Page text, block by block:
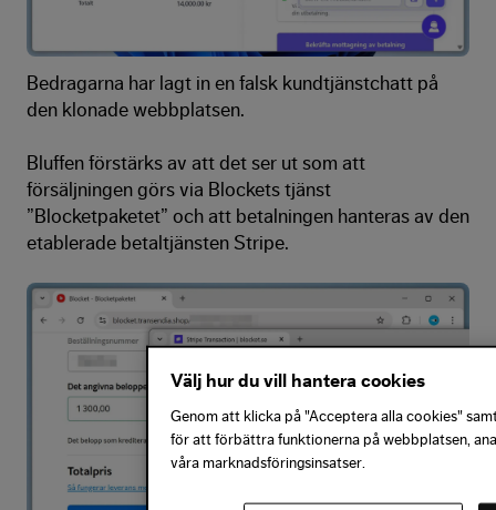
Bedragarna har lagt in en falsk kundtjänstchatt på
den klonade webbplatsen.
Bluffen förstärks av att det ser ut som att
försäljningen görs via Blockets tjänst
”Blocketpaketet” och att betalningen hanteras av den
etablerade betaltjänsten Stripe.
Välj hur du vill hantera cookies
Genom att klicka på "Acceptera alla cookies"
för att förbättra funktionerna på webbplatsen,
våra marknadsföringsinsatser.